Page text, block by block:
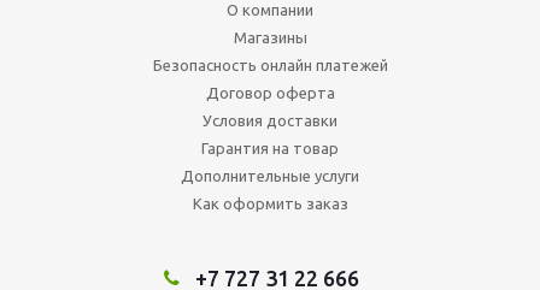
О компании
Магазины
Безопасность онлайн платежей
Договор оферта
Условия доставки
Гарантия на товар
Дополнительные услуги
Как оформить заказ
+7 727 31 22 666